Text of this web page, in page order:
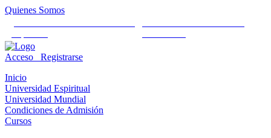
Quienes Somos
Acceso
Registrarse
Inicio
Universidad Espiritual
Universidad Mundial
Condiciones de Admisión
Cursos